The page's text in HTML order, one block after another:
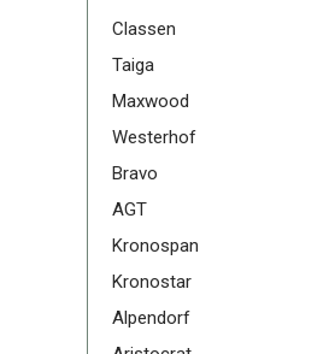
Classen
Taiga
Maxwood
Westerhof
Bravo
AGT
Kronospan
Kronostar
Alpendorf